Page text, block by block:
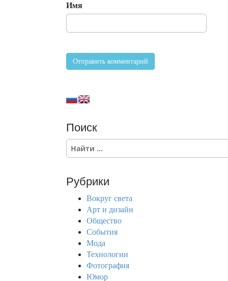
Имя
Поиск
S
e
c
Рубрики
Вокруг света
Арт и дизайн
Общество
События
Мода
Технологии
Фотография
Юмор